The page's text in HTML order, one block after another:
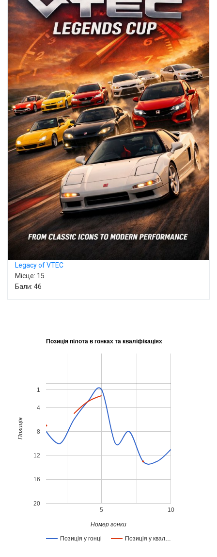
Legacy of VTEC
Місце: 15
Бали: 46
Позиція пілота в гонках та кваліфікаціях
Позиція у гонці Позиція у квал…
5 10
1
4
8
12
16
20
Номер гонки
Позиція